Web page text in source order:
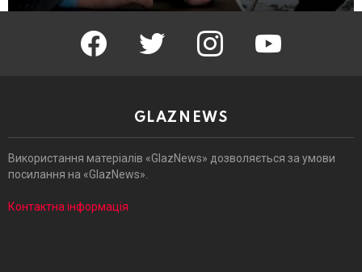
facebook twitter instagram youtube
GLAZNEWS
Використання матеріалів «GlazNews» дозволяється за умови
посилання на «GlazNews».
Контактна інформація